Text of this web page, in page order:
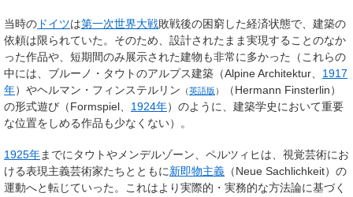
当時の ドイツは第一次世界大戦敗戦後の困窮した経済状態で、建築の
依頼は限られていた。そのため、設計されたまま実現することのなか
った作品や、短期間のみ展示された建物も非常に多かった（これらの
中には、ブルーノ・タウトのアルプス建築（Alpine Architektur、 1917
年）やヘルマン・フィンステルリン （英語版 ）
（Hermann Finsterlin）
の形式遊び（Formspiel、 1924年）のように、建築学史において重要
な位置をしめる作品も少なくない）。
1925年までにタウトやメンデルゾーン、ペルツィヒは、視覚芸術にお
ける表現主義芸術家たちとともに新即物主義 （Neue Sachlichkeit）の
運動へと転じていった。これはより実際的・実務的な方法論に基づく